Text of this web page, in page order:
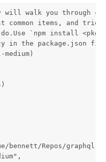
walk you through
common items, and
`npm install
in the package.json
medium)
bennett/Repos/graphql-